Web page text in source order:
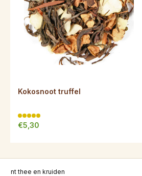
Kokosnoot truffel
€5,30
thee en kruiden